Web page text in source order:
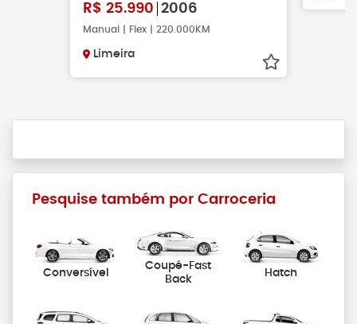
R$ 25.990 2006
Manual | Flex | 220.000KM
Limeira
Pesquise também por Carroceria
Conversível
Coupé-Fast
Back
Hatch